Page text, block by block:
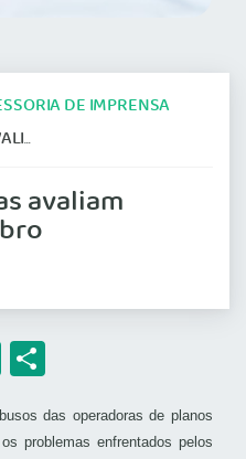
DE IMPRENSA
avaliam
Print
das operadoras de planos
problemas enfrentados pelos